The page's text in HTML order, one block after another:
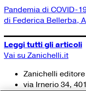
Pandemia di COVID-
di Federica Bellerba,
Leggi tutti gli articoli
Vai su Zanichelli.it
Zanichelli
via Irnerio 34,